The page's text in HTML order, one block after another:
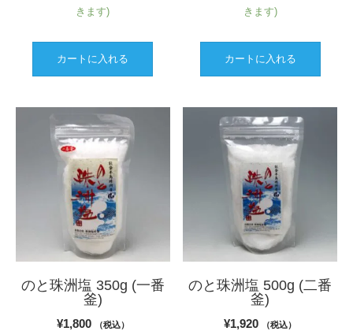
きます)
カートに入れる
きます)
カートに入れる
のと珠洲塩 350g (一番
釜)
¥1,800 （税込）
のと珠洲塩 500g (二番
釜)
¥1,920 （税込）